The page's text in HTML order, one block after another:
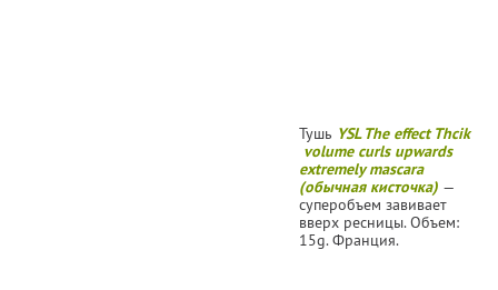
Тушь YSL The effect Thcik
volume curls upwards
extremely mascara
(обычная кисточка) —
суперобъем завивает
вверх ресницы. Объем:
15g. Франция.